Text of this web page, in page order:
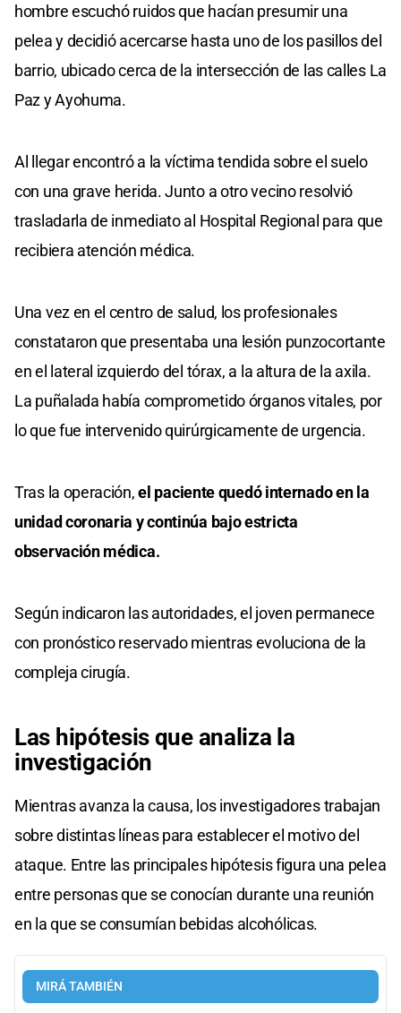
hombre escuchó ruidos que hacían presumir una
pelea y decidió acercarse hasta uno de los pasillos del
barrio, ubicado cerca de la intersección de las calles La
Paz y Ayohuma.
Al llegar encontró a la víctima tendida sobre el suelo
con una grave herida. Junto a otro vecino resolvió
trasladarla de inmediato al Hospital Regional para que
recibiera atención médica.
Una vez en el centro de salud, los profesionales
constataron que presentaba una lesión punzocortante
en el lateral izquierdo del tórax, a la altura de la axila.
La puñalada había comprometido órganos vitales, por
lo que fue intervenido quirúrgicamente de urgencia.
Tras la operación,el paciente quedó internado en la
unidad coronaria y continúa bajo estricta
observación médica.
Según indicaron las autoridades, el joven permanece
con pronóstico reservado mientras evoluciona de la
compleja cirugía.
Las hipótesis que analiza la
investigación
Mientras avanza la causa, los investigadores trabajan
sobre distintas líneas para establecer el motivo del
ataque. Entre las principales hipótesis figura una pelea
entre personas que se conocían durante una reunión
en la que se consumían bebidas alcohólicas.
MIRÁ TAMBIÉN